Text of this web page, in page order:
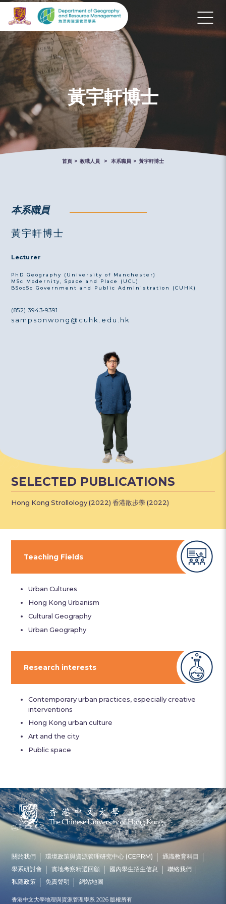
黃宇軒博士
首頁 > 教職人員 > 本系職員 > 黃宇軒博士
本系職員
黃宇軒博士
Lecturer
PhD Geography (University of Manchester)
MSc Modernity, Space and Place (UCL)
BSocSc Government and Public Administration (CUHK)
(852) 3943-9391
sampsonwong@cuhk.edu.hk
SELECTED PUBLICATIONS
Hong Kong Strollology (2022) 香港散步學 (2022)
Teaching Fields
Urban Cultures
Hong Kong Urbanism
Cultural Geography
Urban Geography
Research interests
Contemporary urban practices, especially creative
interventions
Hong Kong urban culture
Art and the city
Public space
關於我們 環境政策與資源管理研究中心 (CEPRM)
通識教育科目
學系研討會
實地考察精選回顧 國內學生招生信息
聯絡我們
私隱政策
免責聲明 網站地圖
香港中文大學地理與資源管理學系 2026 版權所有